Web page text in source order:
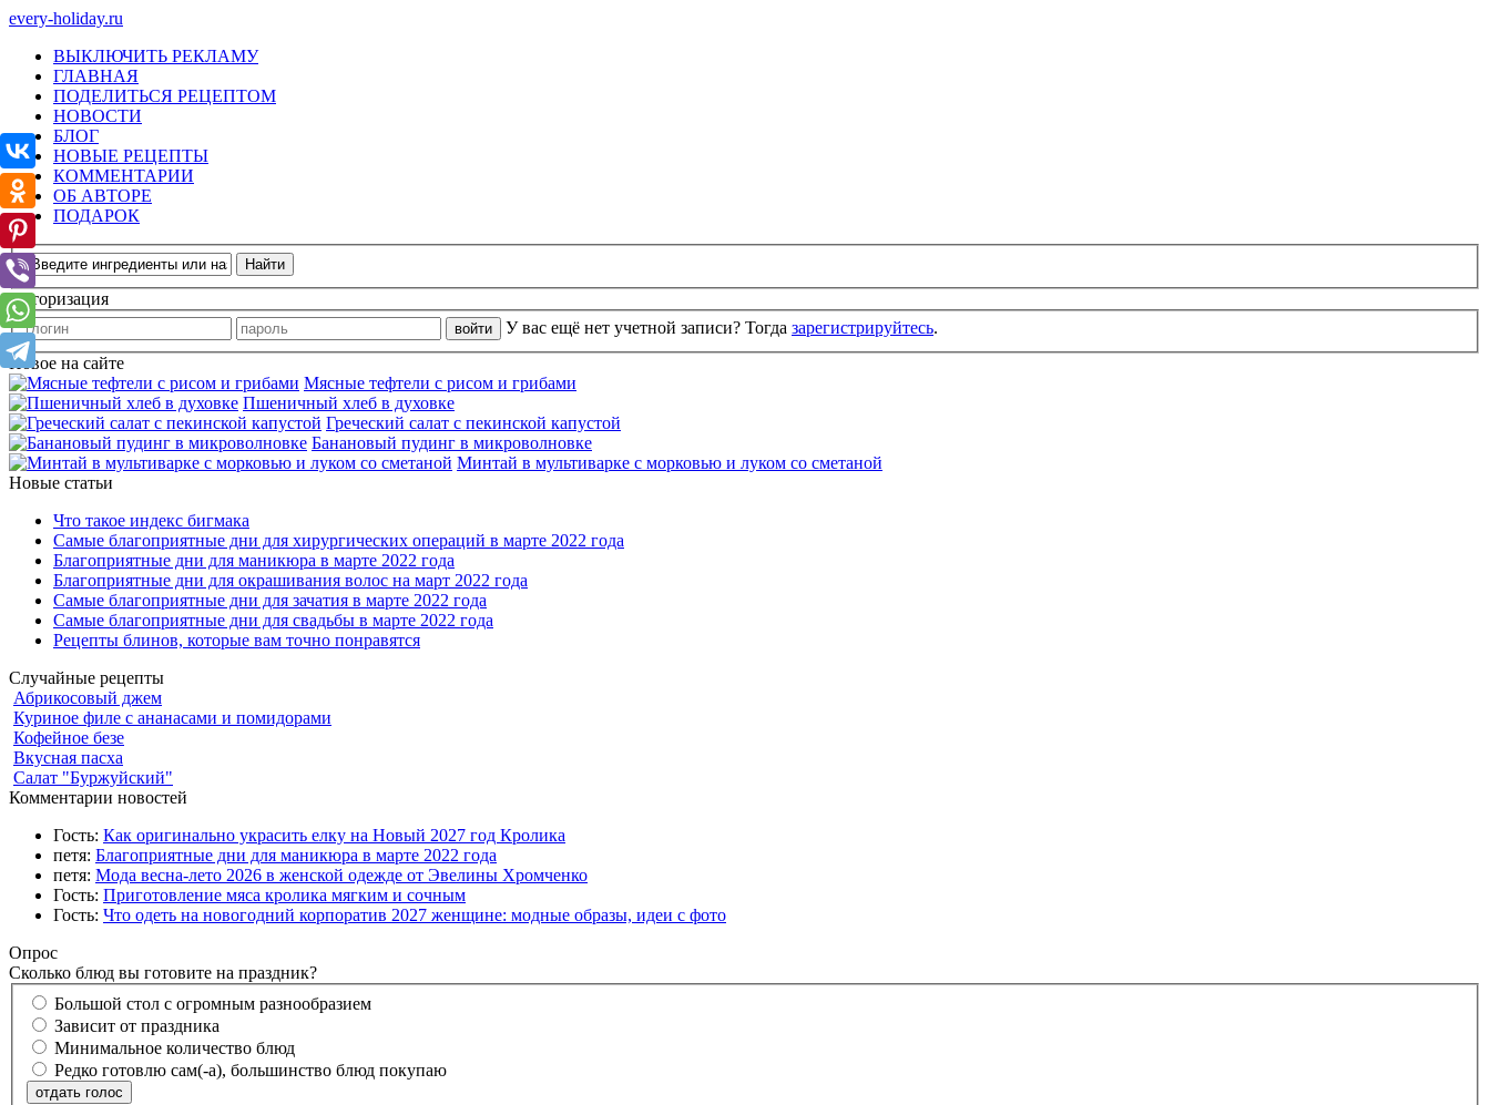
every-holiday.ru
ВЫКЛЮЧИТЬ РЕКЛАМУ
ГЛАВНАЯ
ПОДЕЛИТЬСЯ РЕЦЕПТОМ
НОВОСТИ
БЛОГ
НОВЫЕ РЕЦЕПТЫ
КОММЕНТАРИИ
ОБ АВТОРЕ
ПОДАРОК
Авторизация
У вас ещё нет учетной записи? Тогда зарегистрируйтесь.
Новое на сайте
Мясные тефтели с рисом и грибами
Пшеничный хлеб в духовке
Греческий салат с пекинской капустой
Банановый пудинг в микроволновке
Минтай в мультиварке с морковью и луком со сметаной
Новые статьи
Что такое индекс бигмака
Самые благоприятные дни для хирургических операций в марте 2022 года
Благоприятные дни для маникюра в марте 2022 года
Благоприятные дни для окрашивания волос на март 2022 года
Самые благоприятные дни для зачатия в марте 2022 года
Самые благоприятные дни для свадьбы в марте 2022 года
Рецепты блинов, которые вам точно понравятся
Случайные рецепты
Абрикосовый джем
Куриное филе с ананасами и помидорами
Кофейное безе
Вкусная пасха
Салат "Буржуйский"
Комментарии новостей
Гость: Как оригинально украсить елку на Новый 2027 год Кролика
петя: Благоприятные дни для маникюра в марте 2022 года
петя: Мода весна-лето 2026 в женской одежде от Эвелины Хромченко
Гость: Приготовление мяса кролика мягким и сочным
Гость: Что одеть на новогодний корпоратив 2027 женщине: модные образы, идеи с фото
Опрос
Сколько блюд вы готовите на праздник?
Большой стол с огромным разнообразием
Зависит от праздника
Минимальное количество блюд
Редко готовлю сам(-а), большинство блюд покупаю
отдать голос